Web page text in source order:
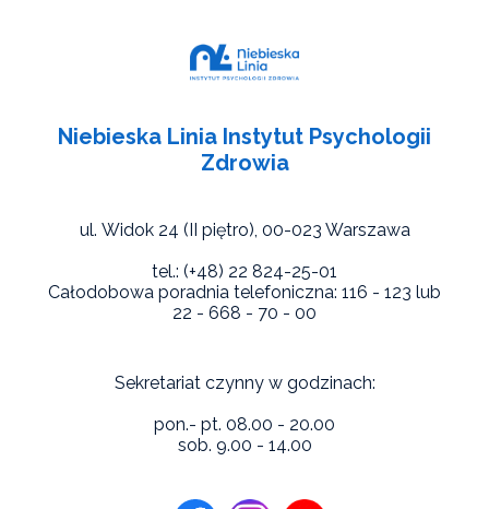
Niebieska Linia Instytut Psychologii
Zdrowia
ul. Widok 24 (II piętro), 00-023 Warszawa
tel.: (+48) 22 824-25-01
Całodobowa poradnia telefoniczna: 116 - 123 lub
22 - 668 - 70 - 00
Sekretariat czynny w godzinach:
pon.- pt. 08.00 - 20.00
sob. 9.00 - 14.00